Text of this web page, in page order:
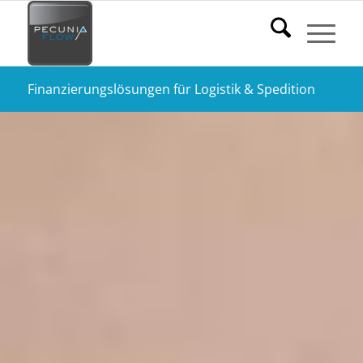
Finanzierungslösungen für Logistik & Spedition